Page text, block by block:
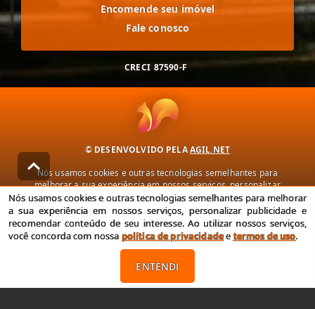
Encomende seu imóvel
Fale conosco
CRECI 87590-F
© DESENVOLVIDO PELAAGIL.NET
Nós usamos cookies e outras tecnologias semelhantes para
melhorar a sua experiência em nossos serviços, personalizar
publicidade e recomendar conteúdo de seu interesse. Ao utilizar
nossos serviços, você concorda com nossa política de privacidade e
termos de uso.
Política de Privacidade Termos de uso
Nós usamos cookies e outras tecnologias semelhantes para melhorar
a sua experiência em nossos serviços, personalizar publicidade e
recomendar conteúdo de seu interesse. Ao utilizar nossos serviços,
você concorda com nossa política de privacidadeetermos de uso.
ENTENDI